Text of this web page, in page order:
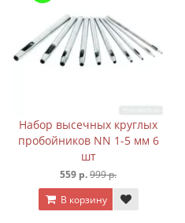
Набор высечных круглых
пробойников NN 1-5 мм 6
шт
559 р.999 р.
В корзину